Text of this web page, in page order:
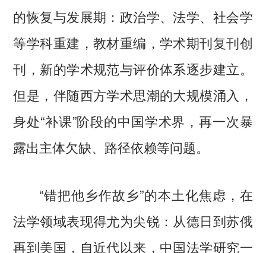
的恢复与发展期：政治学、法学、社会学
等学科重建，教材重编，学术期刊复刊创
刊，新的学术规范与评价体系逐步建立。
但是，伴随西方学术思潮的大规模涌入，
身处“补课”阶段的中国学术界，再一次暴
露出主体欠缺、路径依赖等问题。
“错把他乡作故乡”的本土化焦虑，在
法学领域表现得尤为尖锐：从德日到苏俄
再到美国，自近代以来，中国法学研究一